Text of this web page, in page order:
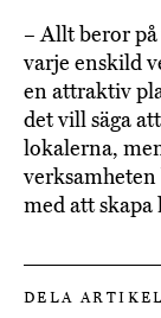
– Allt beror på
varje enskild
en attraktiv
det vill säga
lokalerna,
med att
DELA